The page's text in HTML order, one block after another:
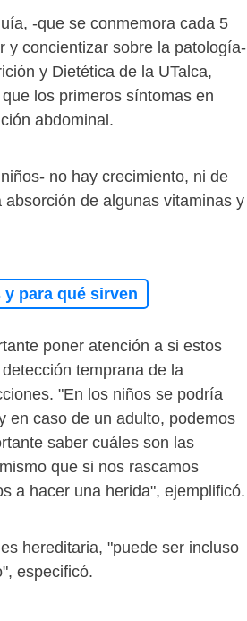
-que se conmemora cada 5
y concientizar sobre la patología-
y Dietética de la UTalca,
los primeros síntomas en
abdominal.
no hay crecimiento, ni de
de algunas vitaminas y
para qué sirven
poner atención a si estos
temprana de la
"En los niños se podría
en caso de un adulto, podemos
saber cuáles son las
que si nos rascamos
a hacer una herida", ejemplificó.
hereditaria, "puede ser incluso
especificó.